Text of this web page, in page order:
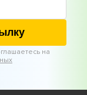
на